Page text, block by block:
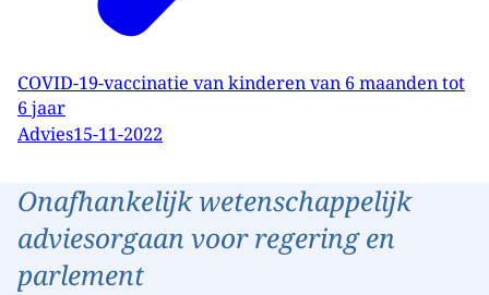
COVID-19-vaccinatie van kinderen van 6 maanden tot
6 jaar
Advies15-11-2022
Onafhankelijk wetenschappelijk
adviesorgaan voor regering en
parlement